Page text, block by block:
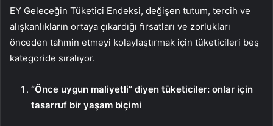
EY Geleceğin Tüketici Endeksi, değişen tutum, tercih ve
alışkanlıkların ortaya çıkardığı fırsatları ve zorlukları
önceden tahmin etmeyi kolaylaştırmak için tüketicileri beş
kategoride sıralıyor.
“Önce uygun maliyetli” diyen tüketiciler: onlar için
tasarruf bir yaşam biçimi